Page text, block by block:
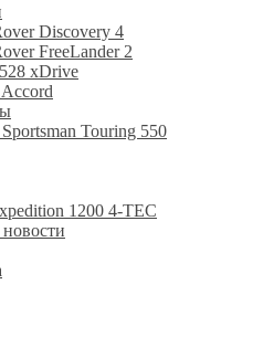
Discovery 4
FreeLander 2
xDrive
Touring 550
1200 4-TEC